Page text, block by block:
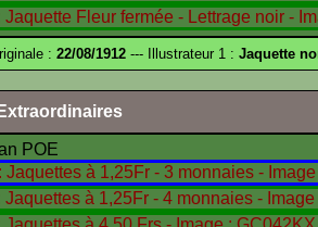
: 22/08/1912 --- Illustrateur 1 : Jaquette
POE